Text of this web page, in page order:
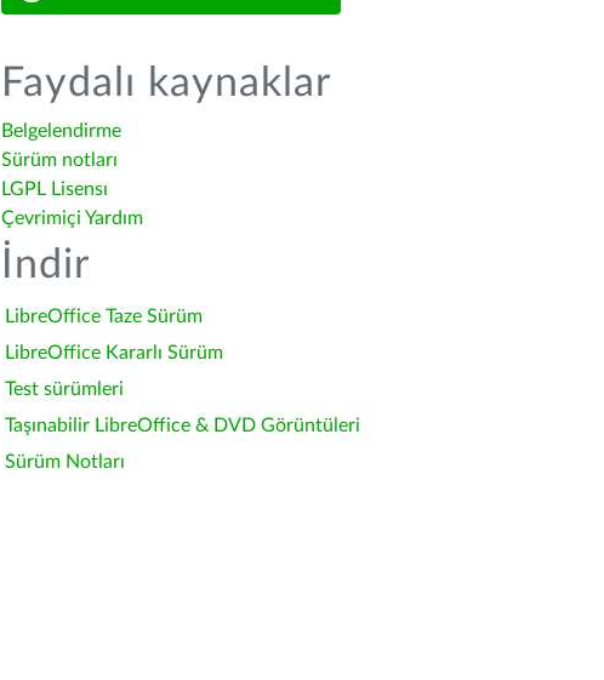
Faydalı kaynaklar
Belgelendirme
Sürüm notları
LGPL Lisensı
Çevrimiçi Yardım
İndir
LibreOffice Taze Sürüm
LibreOffice Kararlı Sürüm
Test sürümleri
Taşınabilir LibreOffice & DVD Görüntüleri
Sürüm Notları